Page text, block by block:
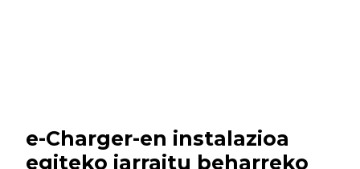
e-Charger-en instalazioa
egiteko jarraitu beharreko